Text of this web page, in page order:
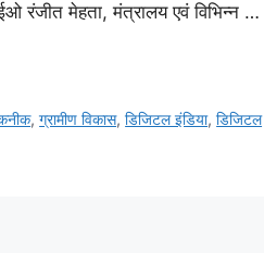
रंजीत मेहता, मंत्रालय एवं विभिन्न …
,ग्रामीण विकास,डिजिटल इंडिया,डिजिटल